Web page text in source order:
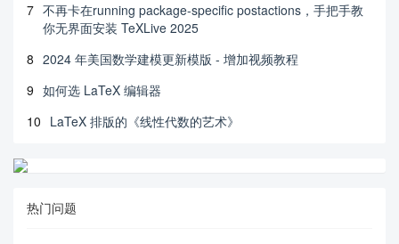
7 不再卡在running package-specific postactions，手把手教
你无界面安装 TeXLive 2025
8 2024 年美国数学建模更新模版 - 增加视频教程
9 如何选 LaTeX 编辑器
10 LaTeX 排版的《线性代数的艺术》
热门问题